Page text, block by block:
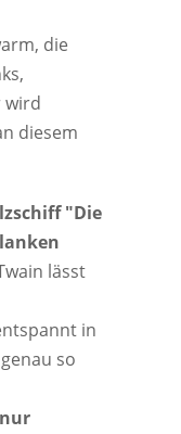
die
wird
diesem
"Die
lässt
in
so